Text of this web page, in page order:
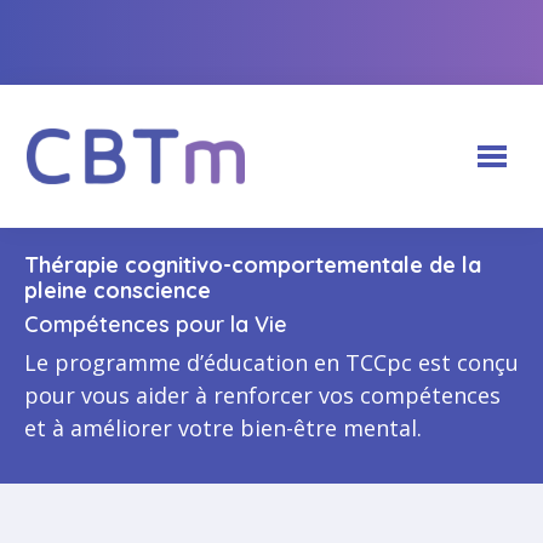
À propos de la plateforme de TCCpc
Notre équipe
Financement et partenariats
Galerie de photos
Programmes de TCCpc
Adultes (18+)
Pour les animateurs
Thérapie cognitivo-comportementale de la
pleine conscience
Compétences pour la Vie
Le programme d’éducation en TCCpc est conçu
pour vous aider à renforcer vos compétences
et à améliorer votre bien-être mental.